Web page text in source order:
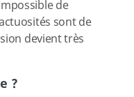
de
sont de
devient très
?